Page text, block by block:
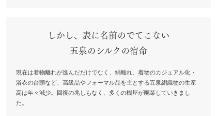
しかし、表に名前のでてこない
五泉のシルクの宿命
現在は着物離れが進んだだけでなく、絹離れ、着物のカジュアル化・
浴衣の台頭など、高級品やフォーマル品を主とする五泉絹織物の生産
高は年々減少。回復の兆しもなく、多くの機屋が廃業していきまし
た。